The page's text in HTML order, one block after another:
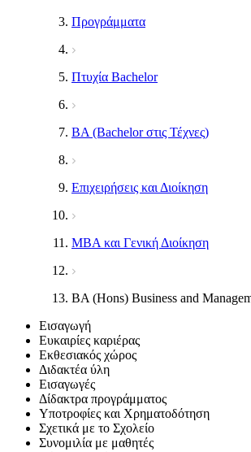
Προγράμματα
Πτυχία Bachelor
BA (Bachelor στις Τέχνες)
Επιχειρήσεις και Διοίκηση
MBA και Γενική Διοίκηση
BA (Hons) Business and
Εισαγωγή
Ευκαιρίες καριέρας
Εκθεσιακός χώρος
Διδακτέα ύλη
Εισαγωγές
Δίδακτρα προγράμματος
Υποτροφίες και Χρηματοδότηση
Σχετικά με το Σχολείο
Συνομιλία με μαθητές